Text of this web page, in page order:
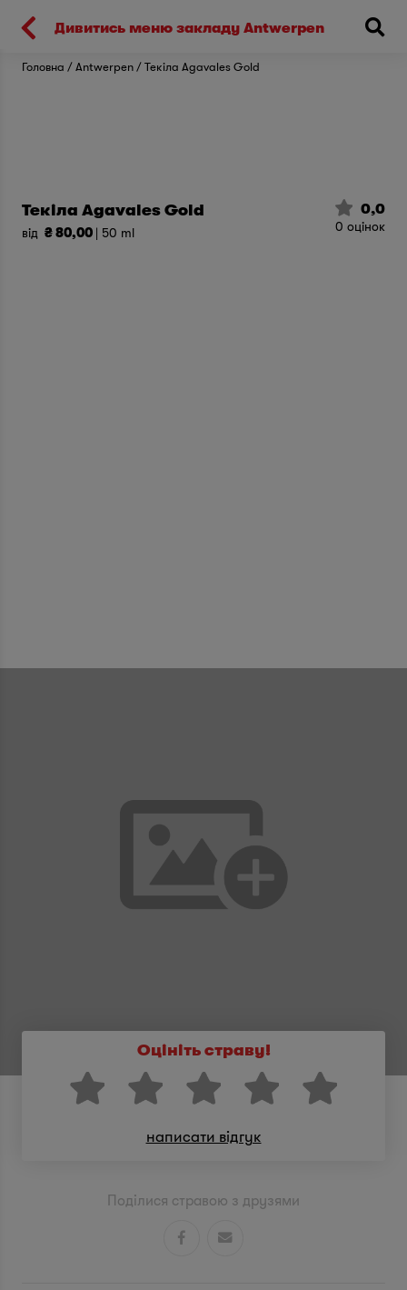
Киев
Головна Antwerpen Текіла Agavales Gold
Дивитись меню закладу Antwerpen
Текіла Agavales Gold
від ₴ 80,00 | 50 ml
0,0
0 оцінок
Оцініть страву!
написати відгук
Поділися стравою з друзями
 